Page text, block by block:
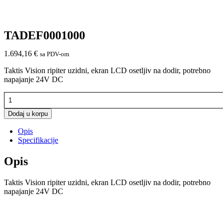
TADEF0001000
1.694,16 € sa PDV-om
Taktis Vision ripiter uzidni, ekran LCD osetljiv na dodir, potrebno
napajanje 24V DC
TADEF0001000
količina
Dodaj u korpu
Opis
Specifikacije
Opis
Taktis Vision ripiter uzidni, ekran LCD osetljiv na dodir, potrebno
napajanje 24V DC